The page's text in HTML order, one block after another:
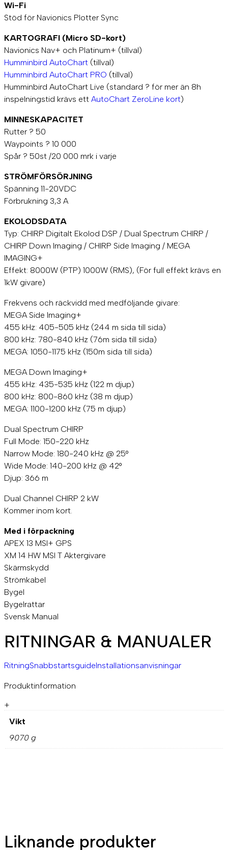
Wi-Fi
Stöd för Navionics Plotter Sync
KARTOGRAFI (Micro SD-kort)
Navionics Nav+ och Platinum+ (tillval)
Humminbird AutoChart (tillval)
Humminbird AutoChart PRO (tillval)
Humminbird AutoChart Live (standard ? för mer än 8h
inspelningstid krävs ett AutoChart ZeroLine kort)
MINNESKAPACITET
Rutter ? 50
Waypoints ? 10 000
Spår ? 50st /20 000 mrk i varje
STRÖMFÖRSÖRJNING
Spänning 11-20VDC
Förbrukning 3,3 A
EKOLODSDATA
Typ: CHIRP Digitalt Ekolod DSP / Dual Spectrum CHIRP /
CHIRP Down Imaging / CHIRP Side Imaging / MEGA
IMAGING+
Effekt: 8000W (PTP) 1000W (RMS), (För full effekt krävs en
1kW givare)
Frekvens och räckvidd med medföljande givare:
MEGA Side Imaging+
455 kHz: 405-505 kHz (244 m sida till sida)
800 kHz: 780-840 kHz (76m sida till sida)
MEGA: 1050-1175 kHz (150m sida till sida)
MEGA Down Imaging+
455 kHz: 435-535 kHz (122 m djup)
800 kHz: 800-860 kHz (38 m djup)
MEGA: 1100-1200 kHz (75 m djup)
Dual Spectrum CHIRP
Full Mode: 150-220 kHz
Narrow Mode: 180-240 kHz @ 25°
Wide Mode: 140-200 kHz @ 42°
Djup: 366 m
Dual Channel CHIRP 2 kW
Kommer inom kort.
Med i förpackning
APEX 13 MSI+ GPS
XM 14 HW MSI T Aktergivare
Skärmskydd
Strömkabel
Bygel
Bygelrattar
Svensk Manual
RITNINGAR & MANUALER
RitningSnabbstartsguideInstallationsanvisningar
Produktinformation
+
Vikt
9070 g
Liknande produkter